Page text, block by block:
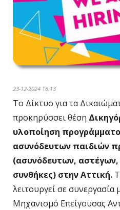
23-12-2024 16:13
Το Δίκτυο για τα
προκηρύσσει θέση
υλοποίηση
ασυνόδευτων παιδιών
(ασυνόδευτων,
συνθήκες) στην Αττική.
λειτουργεί σε συνεργασία
Μηχανισμό Επείγουσας